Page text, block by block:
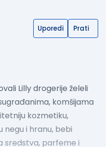
Uporedi Prati
Lilly drogerije želeli
komšijama
kozmetiku,
negu i hranu, bebi
sredstva, parfeme i